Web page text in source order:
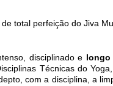
total perfeição do Jiva
disciplinado e longo
Técnicas do
com a disciplina, a